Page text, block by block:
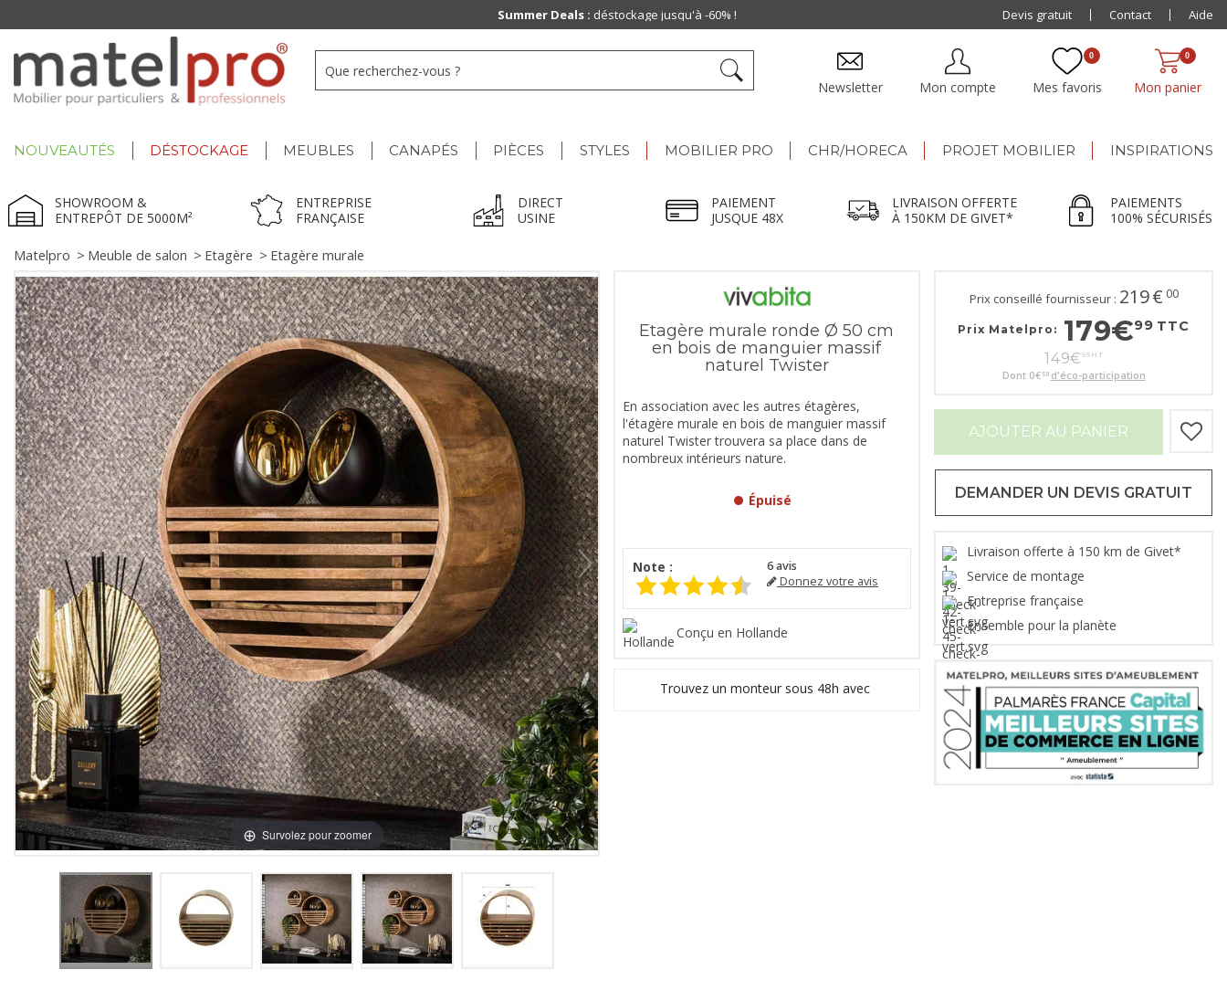
Mon panier
0
Mes favoris
0
Mon compte
Newsletter
NOUVEAUTÉS DÉSTOCKAGE MEUBLES CANAPÉS PIÈCES STYLES MOBILIER PRO CHR/HORECA PROJET MOBILIER INSPIRATIONS
SHOWROOM &
ENTREPÔT DE 5000M²
ENTREPRISE
FRANÇAISE
DIRECT
USINE
PAIEMENT
JUSQUE 48X
LIVRAISON OFFERTE
À 150KM DE GIVET*
PAIEMENTS
100% SÉCURISÉS
Matelpro > Meuble de salon > Etagère > Etagère murale
Survolez pour zoomer
Etagère murale ronde Ø 50 cm
en bois de manguier massif
naturel Twister
En association avec les autres étagères,
l'étagère murale en bois de manguier massif
naturel Twister trouvera sa place dans de
nombreux intérieurs nature.
Épuisé
Note : 6avis
Donnez votre avis
Conçu en Hollande
Trouvez un monteur sous 48h avec
Prix conseillé fournisseur : 219€ 00
Prix Matelpro: 179€99 TTC
149€99 HT
Dont 0€ 58 d'éco-participation
AJOUTER AU PANIER
DEMANDER UN DEVIS GRATUIT
Livraison offerte à 150 km de Givet*
Service de montage
Entreprise française
Ensemble pour la planète
Summer Deals : déstockage jusqu'à -60% ! Paiement jusqu'à48x
Devis gratuit Contact Aide